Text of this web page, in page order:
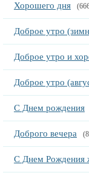
Хорошего дня
Доброе утро
Доброе утро и
Доброе утро
С Днем рождения
Доброго вечера
С Днем Рождения